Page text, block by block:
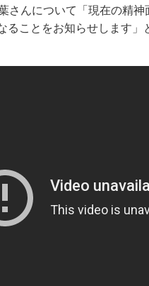
さんについて「現在の精
ことをお知らせします」